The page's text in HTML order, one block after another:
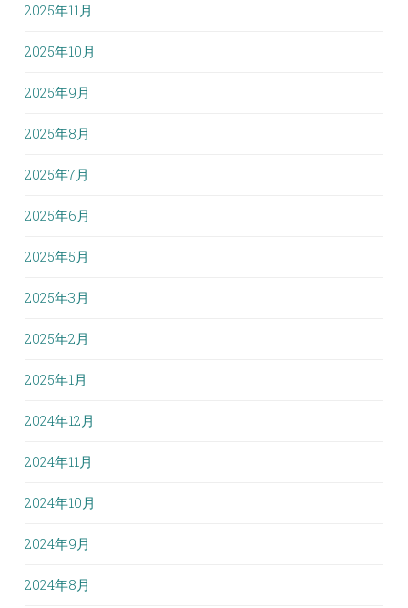
2025年11月
2025年10月
2025年9月
2025年8月
2025年7月
2025年6月
2025年5月
2025年3月
2025年2月
2025年1月
2024年12月
2024年11月
2024年10月
2024年9月
2024年8月